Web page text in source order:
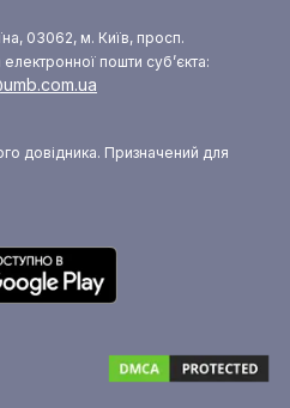
03062, м. Київ, просп.
пошти суб’єкта:
довідника. Призначений для